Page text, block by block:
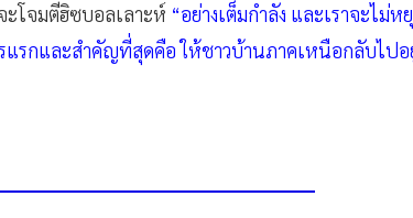
โจมตีฮิซบอลเลาะห์ “อย่างเต็มกำลัง และเราจะไม่ห
รแรกและสำคัญที่สุดคือ ให้ชาวบ้านภาคเหนือกลับไป